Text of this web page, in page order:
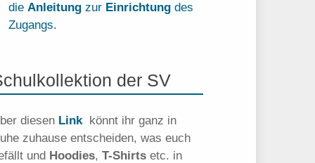
dieAnleitung zur Einrichtung des
Zugangs.
der SV
diesen Link könnt ihr ganz in
zuhause entscheiden, was euch
und Hoodies,T-Shirts etc. in